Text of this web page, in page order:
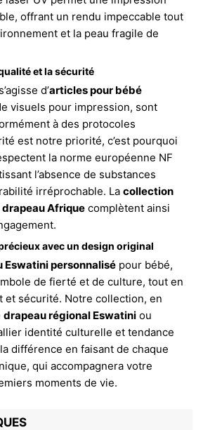
offrant un rendu impeccable tout
et la peau fragile de
et la sécurité
d’articles pour bébé
visuels pour impression, sont
à des protocoles
est notre priorité, c’est pourquoi
la norme européenne NF
l’absence de substances
irréprochable. La collection
drapeau Afrique complètent ainsi
avec un design original
Eswatini personnalisé pour bébé,
de fierté et de culture, tout en
et sécurité. Notre collection, en
drapeau régional Eswatini ou
identité culturelle et tendance
différence en faisant de chaque
qui accompagnera votre
moments de vie.